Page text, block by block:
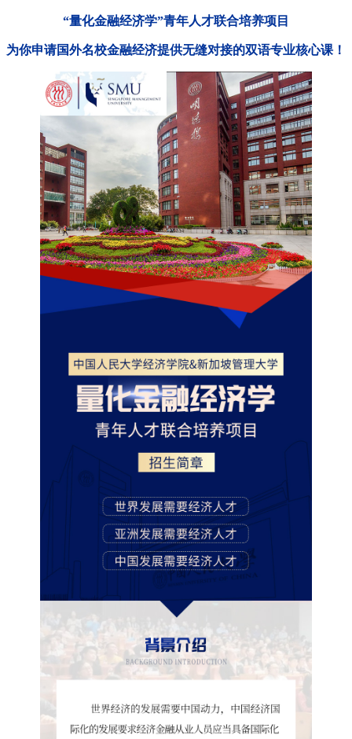
“量化金融经济学”青年人才联合培养项目
为你申请国外名校金融经济提供无缝对接的双语专业核心课！